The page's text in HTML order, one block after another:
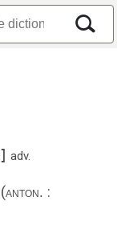
] adv.
(anton. :